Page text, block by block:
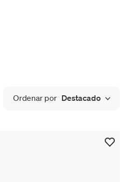
Ordenar por Destacado